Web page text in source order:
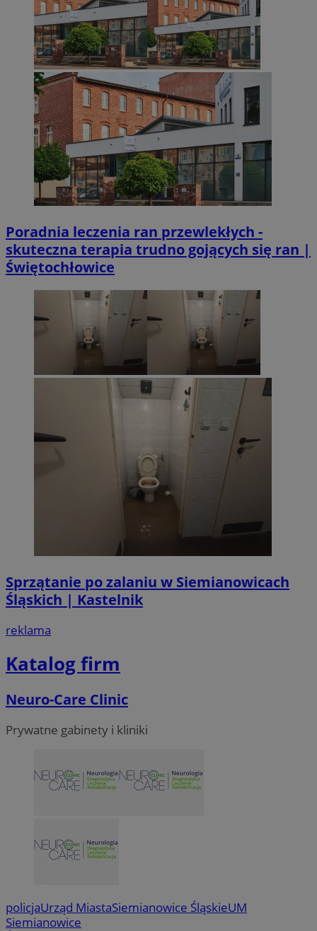
Poradnia leczenia ran przewlekłych -
skuteczna terapia trudno gojących się ran |
Świętochłowice
Sprzątanie po zalaniu w Siemianowicach
Śląskich | Kastelnik
reklama
Katalog firm
Neuro-Care Clinic
Prywatne gabinety i kliniki
policjaUrząd MiastaSiemianowice ŚląskieUM
Siemianowice